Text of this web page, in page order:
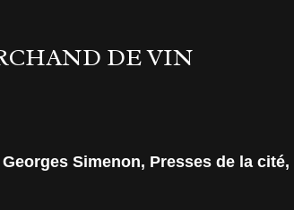
DE VIN
Georges Simenon, Presses de la cité,